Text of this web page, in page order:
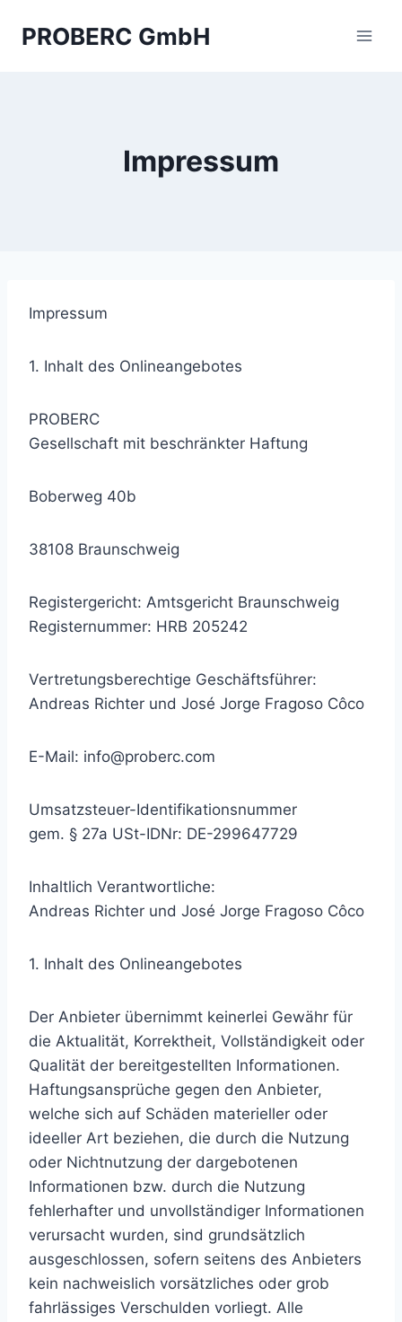
InhaltPROBERC GmbH
Impressum
Impressum
1. Inhalt des Onlineangebotes
PROBERC
Gesellschaft mit beschränkter Haftung
Boberweg 40b
38108 Braunschweig
Registergericht: Amtsgericht Braunschweig
Registernummer: HRB 205242
Vertretungsberechtige Geschäftsführer:
Andreas Richter und José Jorge Fragoso Côco
E-Mail: info@proberc.com
Umsatzsteuer-Identifikationsnummer
gem. § 27a USt-IDNr: DE-299647729
Inhaltlich Verantwortliche:
Andreas Richter und José Jorge Fragoso Côco
1. Inhalt des Onlineangebotes
Der Anbieter übernimmt keinerlei Gewähr für
die Aktualität, Korrektheit, Vollständigkeit oder
Qualität der bereitgestellten Informationen.
Haftungsansprüche gegen den Anbieter,
welche sich auf Schäden materieller oder
ideeller Art beziehen, die durch die Nutzung
oder Nichtnutzung der dargebotenen
Informationen bzw. durch die Nutzung
fehlerhafter und unvollständiger Informationen
verursacht wurden, sind grundsätzlich
ausgeschlossen, sofern seitens des Anbieters
kein nachweislich vorsätzliches oder grob
fahrlässiges Verschulden vorliegt. Alle